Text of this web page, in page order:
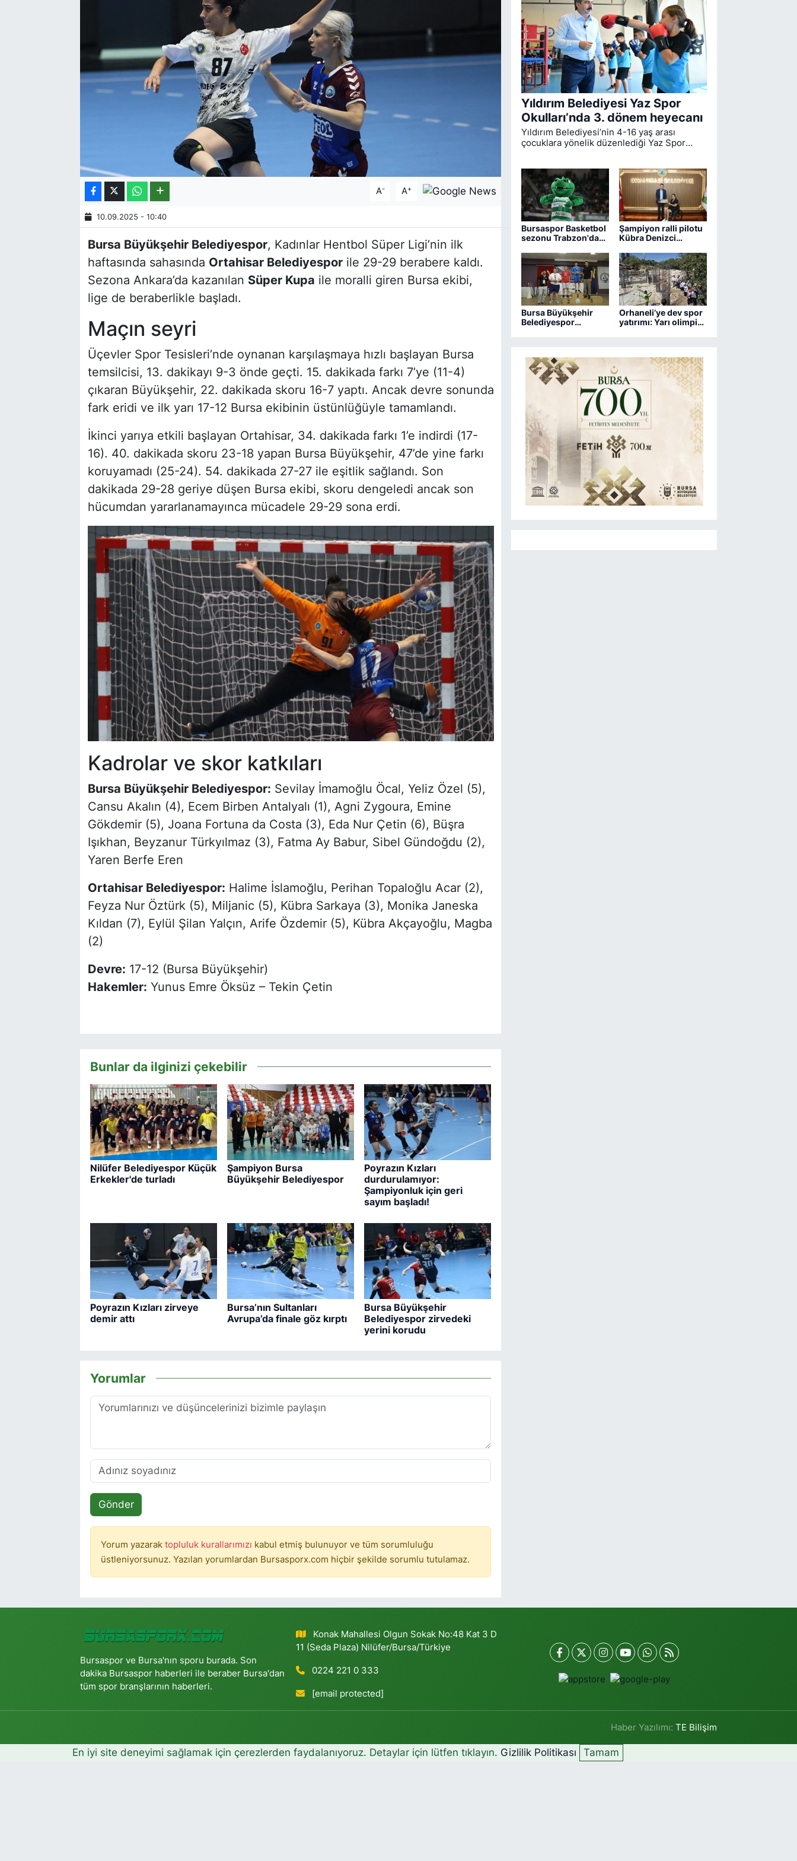
A- A+
10.09.2025 - 10:40
Bursa Büyükşehir Belediyespor, Kadınlar Hentbol Süper Ligi’nin ilk
haftasında sahasında Ortahisar Belediyesporile 29-29 berabere kaldı.
Sezona Ankara’da kazanılan Süper Kupa ile moralli giren Bursa ekibi,
lige de beraberlikle başladı.
Maçın seyri
Üçevler Spor Tesisleri’nde oynanan karşılaşmaya hızlı başlayan Bursa
temsilcisi, 13. dakikayı 9-3 önde geçti. 15. dakikada farkı 7’ye (11-4)
çıkaran Büyükşehir, 22. dakikada skoru 16-7 yaptı. Ancak devre sonunda
fark eridi ve ilk yarı 17-12 Bursa ekibinin üstünlüğüyle tamamlandı.
İkinci yarıya etkili başlayan Ortahisar, 34. dakikada farkı 1’e indirdi (17-
16). 40. dakikada skoru 23-18 yapan Bursa Büyükşehir, 47’de yine farkı
koruyamadı (25-24). 54. dakikada 27-27 ile eşitlik sağlandı. Son
dakikada 29-28 geriye düşen Bursa ekibi, skoru dengeledi ancak son
hücumdan yararlanamayınca mücadele 29-29 sona erdi.
Kadrolar ve skor katkıları
Bursa Büyükşehir Belediyespor: Sevilay İmamoğlu Öcal, Yeliz Özel (5),
Cansu Akalın (4), Ecem Birben Antalyalı (1), Agni Zygoura, Emine
Gökdemir (5), Joana Fortuna da Costa (3), Eda Nur Çetin (6), Büşra
Işıkhan, Beyzanur Türkyılmaz (3), Fatma Ay Babur, Sibel Gündoğdu (2),
Yaren Berfe Eren
Ortahisar Belediyespor: Halime İslamoğlu, Perihan Topaloğlu Acar (2),
Feyza Nur Öztürk (5), Miljanic (5), Kübra Sarkaya (3), Monika Janeska
Kıldan (7), Eylül Şilan Yalçın, Arife Özdemir (5), Kübra Akçayoğlu, Magba
(2)
Devre: 17-12 (Bursa Büyükşehir)
Hakemler: Yunus Emre Öksüz – Tekin Çetin
Bunlar da ilginizi çekebilir
Nilüfer Belediyespor Küçük
Erkekler'de turladı
Şampiyon Bursa
Büyükşehir Belediyespor
Poyrazın Kızları
durdurulamıyor:
Şampiyonluk için geri
sayım başladı!
Poyrazın Kızları zirveye
demir attı
Bursa’nın Sultanları
Avrupa’da finale göz kırptı
Bursa Büyükşehir
Belediyespor zirvedeki
yerini korudu
Yorumlar
Gönder
Yorum yazarak topluluk kurallarımızı kabul etmiş bulunuyor ve tüm sorumluluğu
üstleniyorsunuz. Yazılan yorumlardan Bursasporx.com hiçbir şekilde sorumlu tutulamaz.
Yıldırım Belediyesi Yaz Spor
Okulları’nda 3. dönem heyecanı
Yıldırım Belediyesi’nin 4-16 yaş arası
çocuklara yönelik düzenlediği Yaz Spor
devam ediyor.
Bursaspor Basketbol
sezonu Trabzon'da
Şampiyon ralli pilotu
Kübra Denizci
Aydın’a ziyaret
Bursa Büyükşehir
Belediyespor
Orhaneli’ye dev spor
yatırımı: Yarı olimpik
Bursaspor ve Bursa'nın sporu burada. Son
dakika Bursaspor haberleri ile beraber Bursa'dan
tüm spor branşlarının haberleri.
Konak Mahallesi Olgun Sokak No:48 Kat 3 D
11 (Seda Plaza) Nilüfer/Bursa/Türkiye
0224 221 0 333
[email protected]
Haber Yazılımı:TE Bilişim
En iyi site deneyimi sağlamak için çerezlerden faydalanıyoruz. Detaylar için lütfen tıklayın. Gizlilik Politikası Tamam